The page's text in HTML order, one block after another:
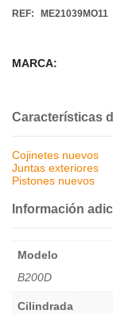
REF: ME21039MO11
MARCA:
Características
Cojinetes nuevos
Juntas exteriores
Pistones nuevos
Información
Modelo
B200D
Cilindrada